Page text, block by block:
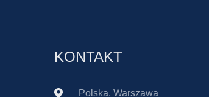
KONTAKT
Polska, Warszawa